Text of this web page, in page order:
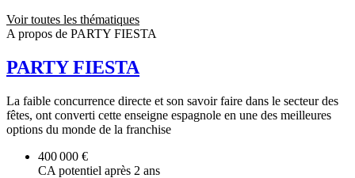
Voir toutes les thématiques
A propos de PARTY FIESTA
PARTY FIESTA
La faible concurrence directe et son savoir faire dans le secteur des
fêtes, ont converti cette enseigne espagnole en une des meilleures
options du monde de la franchise
400 000 €
CA potentiel après 2 ans